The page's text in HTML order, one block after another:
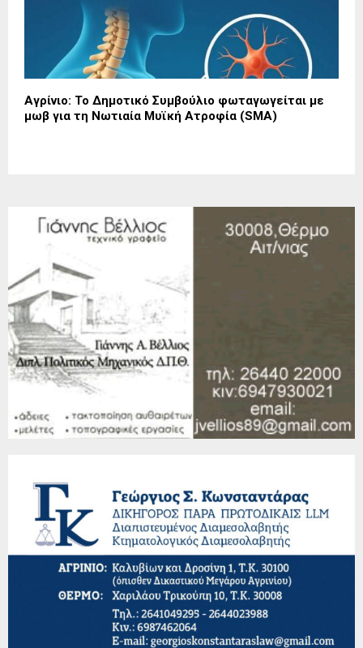
Αγρίνιο: Το Δημοτικό Συμβούλιο φωταγωγείται με
μωβ για τη Νωτιαία Μυϊκή Ατροφία (SMA)